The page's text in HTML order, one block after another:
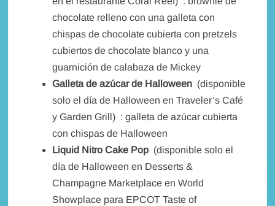
chocolate relleno con una galleta con
chispas de chocolate cubierta con pretzels
cubiertos de chocolate blanco y una
guarnición de calabaza de Mickey
Galleta de azúcar de Halloween (disponible
solo el día de Halloween en Traveler’s Café
y Garden Grill) : galleta de azúcar cubierta
con chispas de Halloween
Liquid Nitro Cake Pop (disponible solo el
día de Halloween en Desserts &
Champagne Marketplace en World
Showplace para EPCOT Taste of